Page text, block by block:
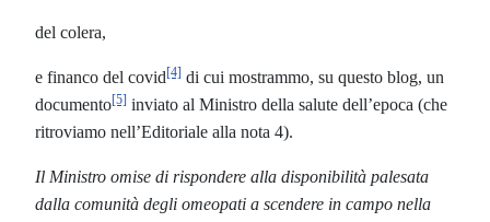
del colera,
e financo del covid[4] di cui mostrammo, su questo blog, un
documento[5] inviato al Ministro della salute dell’epoca (che
ritroviamo nell’Editoriale alla nota 4).
Il Ministro omise di rispondere alla disponibilità palesata
dalla comunità degli omeopati a scendere in campo nella